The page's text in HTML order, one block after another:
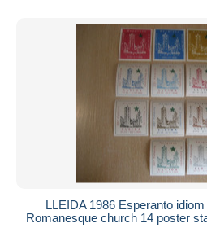
Kostenloser Versand
Zahlungsmethoden
PayPal
Banküberweisung
Mastercard
Bancontact
Maestro
LLEIDA 1986 Esperanto
Romanesque church 14 poster